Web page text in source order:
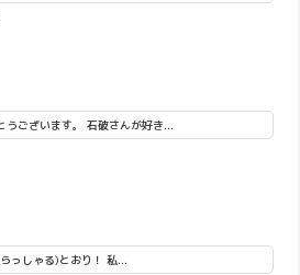
うございます。 石破さんが好き...
っしゃる)とおり！ 私...